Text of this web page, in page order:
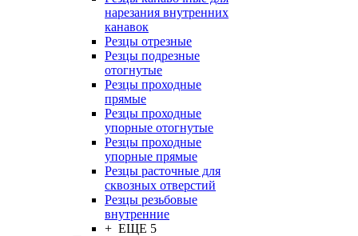
нарезания внутренних
канавок
Резцы отрезные
Резцы подрезные
отогнутые
Резцы проходные
прямые
Резцы проходные
упорные отогнутые
Резцы проходные
упорные прямые
Резцы расточные для
сквозных отверстий
Резцы резьбовые
внутренние
+ ЕЩЕ 5